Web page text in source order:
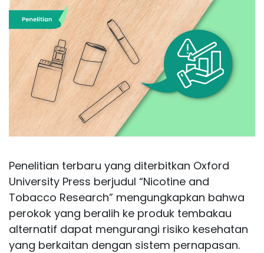
Penelitian terbaru yang diterbitkan Oxford
University Press berjudul “Nicotine and
Tobacco Research” mengungkapkan bahwa
perokok yang beralih ke produk tembakau
alternatif dapat mengurangi risiko kesehatan
yang berkaitan dengan sistem pernapasan.